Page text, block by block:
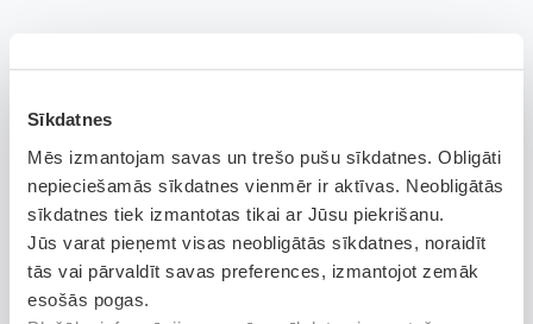
Sīkdatnes
Mēs izmantojam savas un trešo pušu sīkdatnes. Obligāti
nepieciešamās sīkdatnes vienmēr ir aktīvas. Neobligātās
sīkdatnes tiek izmantotas tikai ar Jūsu piekrišanu.
Jūs varat pieņemt visas neobligātās sīkdatnes, noraidīt
tās vai pārvaldīt savas preferences, izmantojot zemāk
esošās pogas.